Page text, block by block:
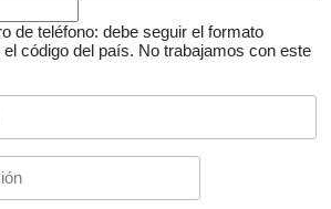
de teléfono: debe seguir el formato
código del país. No trabajamos con este